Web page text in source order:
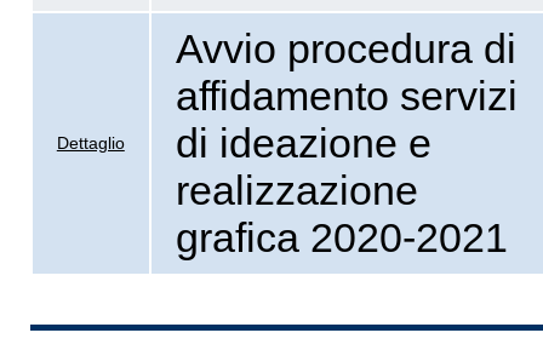
Dettaglio
Avvio procedura di
affidamento servizi
di ideazione e
realizzazione
grafica 2020-2021